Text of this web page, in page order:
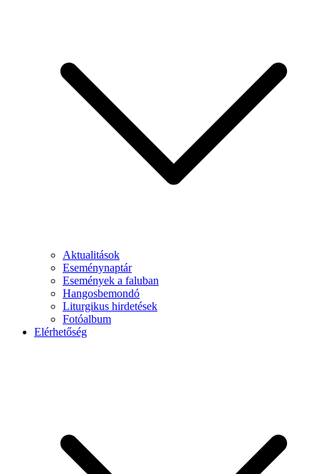
Aktualitások
Eseménynaptár
Események a faluban
Hangosbemondó
Liturgikus hirdetések
Fotóalbum
Elérhetőség